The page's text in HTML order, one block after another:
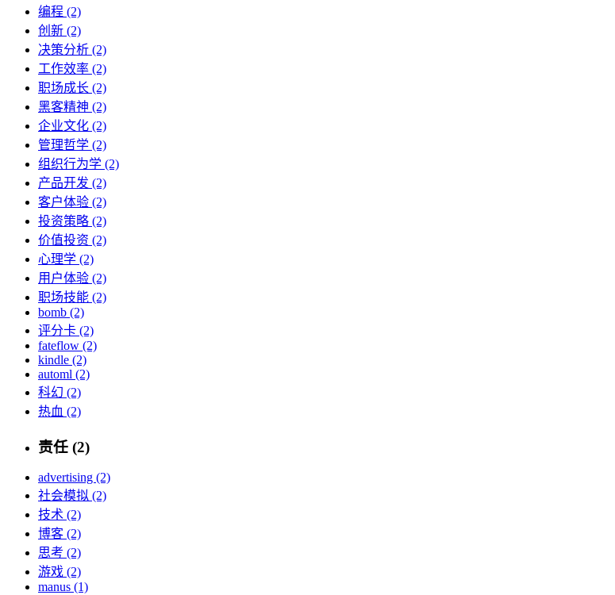
编程 (2)
创新 (2)
决策分析 (2)
工作效率 (2)
职场成长 (2)
黑客精神 (2)
企业文化 (2)
管理哲学 (2)
组织行为学 (2)
产品开发 (2)
客户体验 (2)
投资策略 (2)
价值投资 (2)
心理学 (2)
用户体验 (2)
职场技能 (2)
bomb (2)
评分卡 (2)
fateflow (2)
kindle (2)
automl (2)
科幻 (2)
热血 (2)
责任 (2)
advertising (2)
社会模拟 (2)
技术 (2)
博客 (2)
思考 (2)
游戏 (2)
manus (1)